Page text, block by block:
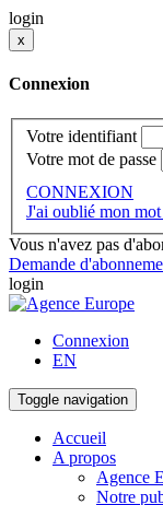
login
x
Connexion
Votre identifiant
Votre mot de passe
CONNEXION
J'ai oublié mon mot
Vous n'avez pas
Demande
login
Connexion
EN
Toggle navigation
Accueil
A propos
Agence
Notre